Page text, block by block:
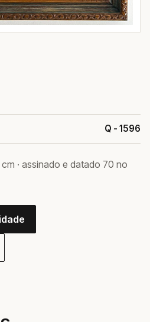
Q - 1596
· assinado e datado 70 no